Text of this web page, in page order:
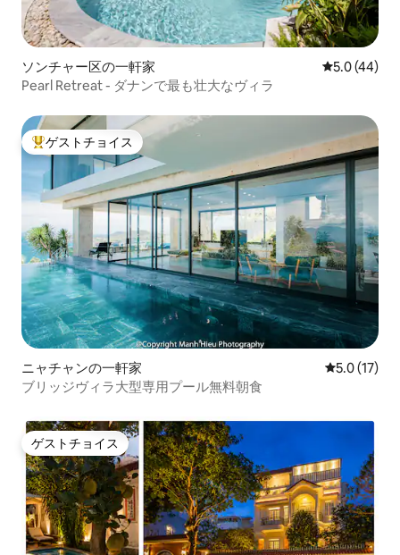
ソンチャー区の一軒家 レビュー44
5.0 (44)
Pearl Retreat - ダナンで最も壮大なヴィラ
大好評のゲストチョイスです。
ゲストチョイス
ニャチャンの一軒家 レビュー17
5.0 (17)
ブリッジヴィラ大型専用プール無料朝食
ゲストチョイス
ゲストチョイス